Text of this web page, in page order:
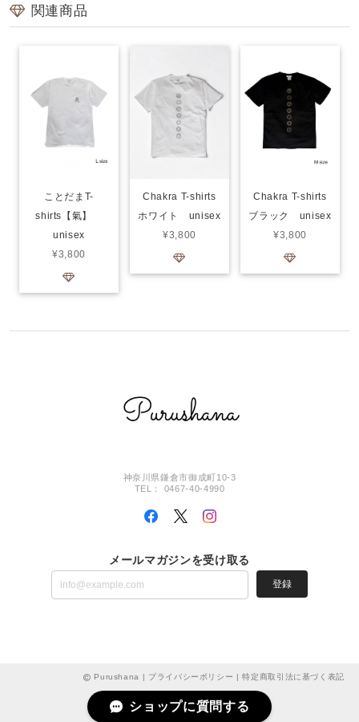
関連商品
ことだまT-
shirts【氣】
unisex
¥3,800
Chakra T-shirts
ホワイト unisex
¥3,800
Chakra T-shirts
ブラック unisex
¥3,800
神奈川県鎌倉市御成町10-3
TEL： 0467-40-4990
メールマガジンを受け取る
登録
Purushana | プライバシーポリシー |特定商取引法に基づく表記
ショップに質問する